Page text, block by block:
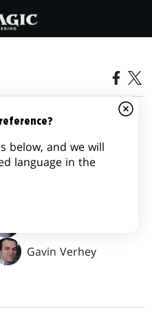
止制限告
Gavin Verhey
below, and we will
language in the